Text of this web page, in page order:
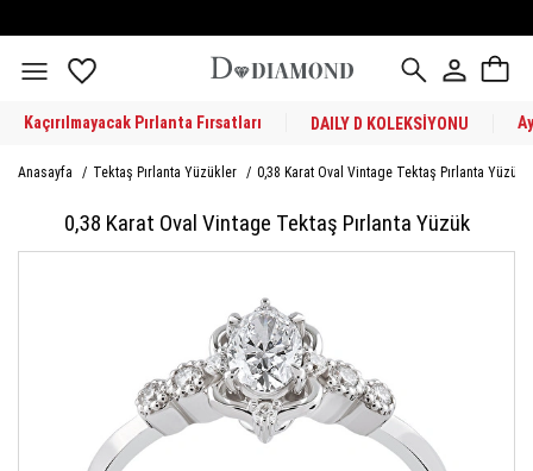
Kaçırılmayacak Pırlanta Fırsatları DAILY D KOLEKSİYONU
Anasayfa / Tektaş Pırlanta Yüzükler / 0,38 Karat Oval Vintage Tektaş Pırlanta Yüzük
0,38 Karat Oval Vintage Tektaş Pırlanta Yüzük